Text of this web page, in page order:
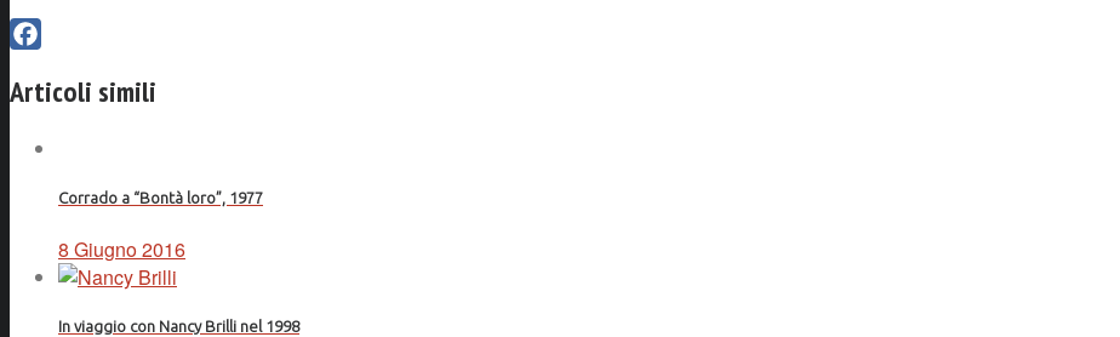
Articoli simili
Corrado a “Bontà loro”, 1977
8 Giugno 2016
In viaggio con Nancy Brilli nel 1998